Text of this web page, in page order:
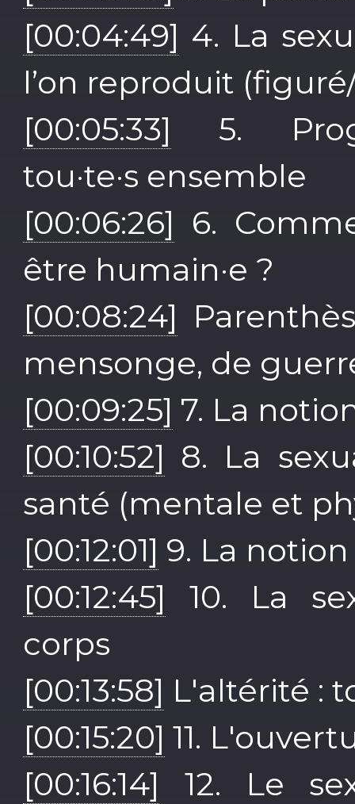
[00:04:49] 4. La
l’on reproduit
[00:05:33] 5.
tou·te·s ensemble
[00:06:26] 6.
être humain·e ?
[00:08:24]
mensonge, de
[00:09:25] 7. La
[00:10:52] 8. La
santé (mentale et
[00:12:01] 9. La
[00:12:45] 10. La
corps
[00:13:58] L'altérité :
[00:15:20] 11.
[00:16:14] 12. Le